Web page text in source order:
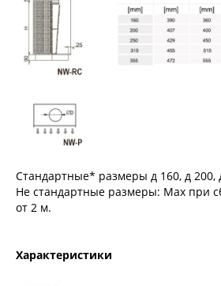
Стандартные* размеры д 160, д 200,
Не стандартные размеры: Max при
от 2 м.
Характеристики